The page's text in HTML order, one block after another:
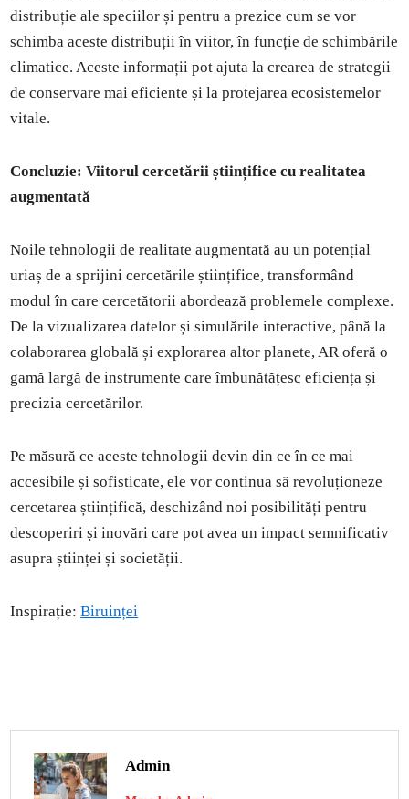
distribuție ale speciilor și pentru a prezice cum se vor
schimba aceste distribuții în viitor, în funcție de schimbările
climatice. Aceste informații pot ajuta la crearea de strategii
de conservare mai eficiente și la protejarea ecosistemelor
vitale.
Concluzie: Viitorul cercetării științifice cu realitatea
augmentată
Noile tehnologii de realitate augmentată au un potențial
uriaș de a sprijini cercetările științifice, transformând
modul în care cercetătorii abordează problemele complexe.
De la vizualizarea datelor și simulările interactive, până la
colaborarea globală și explorarea altor planete, AR oferă o
gamă largă de instrumente care îmbunătățesc eficiența și
precizia cercetărilor.
Pe măsură ce aceste tehnologii devin din ce în ce mai
accesibile și sofisticate, ele vor continua să revoluționeze
cercetarea științifică, deschizând noi posibilități pentru
descoperiri și inovări care pot avea un impact semnificativ
asupra științei și societății.
Inspirație:Biruinței
Admin